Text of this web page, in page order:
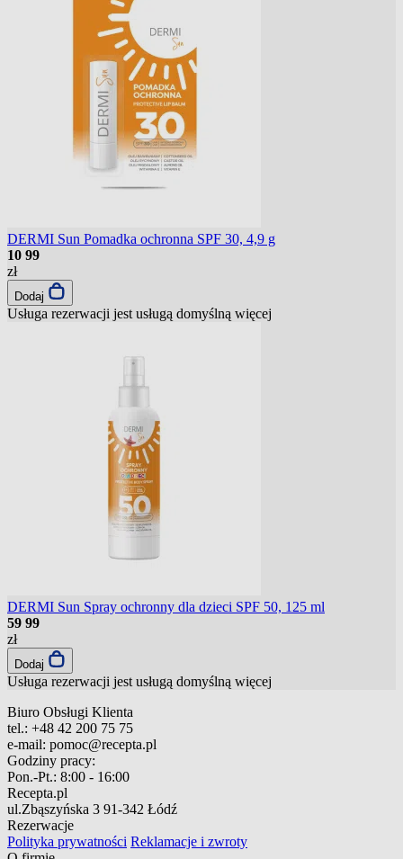
DERMI Sun Pomadka ochronna SPF 30, 4,9 g
10 99
zł
Dodaj
Usługa rezerwacji jest usługą domyślną więcej
DERMI Sun Spray ochronny dla dzieci SPF 50, 125 ml
59 99
zł
Dodaj
Usługa rezerwacji jest usługą domyślną więcej
Biuro Obsługi Klienta
tel.: +48 42 200 75 75
e-mail: pomoc@recepta.pl
Godziny pracy:
Pon.-Pt.: 8:00 - 16:00
Recepta.pl
ul.Zbąszyńska 3 91-342 Łódź
Rezerwacje
Polityka prywatności Reklamacje i zwroty